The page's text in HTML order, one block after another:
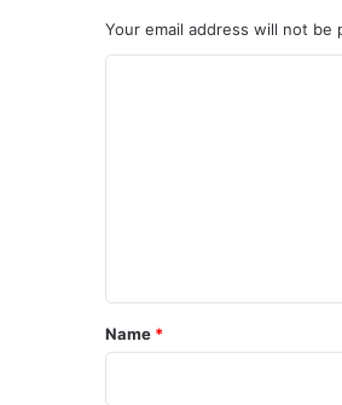
Your email address will not be
*
Name *